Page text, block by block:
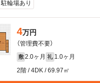
駐輪場あり
4万円
（管理費不要）
敷 2.0ヶ月 礼 1.0ヶ月
2階 / 4DK / 69.97㎡